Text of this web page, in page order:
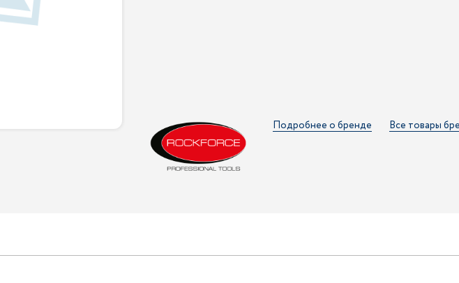
Подробнее о бренде Все товары